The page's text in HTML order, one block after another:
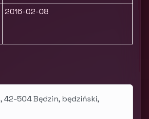
2016-02-08
42-504 Będzin, będziński,